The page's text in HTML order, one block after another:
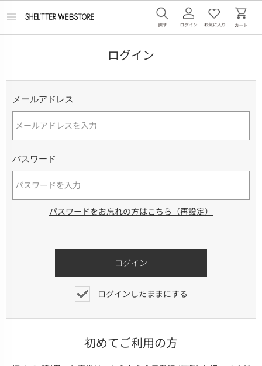
メ
ログイン
メールアドレス
パスワード
パスワードをお忘れの方はこちら（再設定）
ログインしたままにする
初めてご利用の方